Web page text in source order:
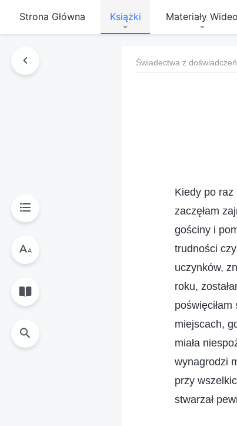
Strona Główna Książki Materiały Wideo
Świadectwa z
Kiedy po raz
zaczęłam
gościny i
trudności
uczynków,
roku,
miejscach,
miała
wynagrodzi
przy
stwarzał